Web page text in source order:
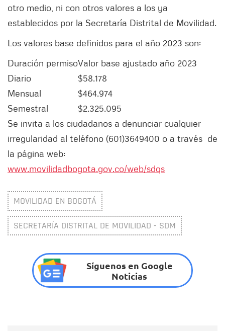
otro medio, ni con otros valores a los ya
establecidos por la Secretaría Distrital de Movilidad.
Los valores base definidos para el año 2023 son:
Duración permisoValor base ajustado año 2023
Diario
$58.178
Mensual
$464.974
Semestral
$2.325.095
Se invita a los ciudadanos a denunciar cualquier
irregularidad al teléfono (601)3649400 o a través de
la página web:
www.movilidadbogota.gov.co/web/sdqs
MOVILIDAD EN BOGOTÁ
SECRETARÍA DISTRITAL DE MOVILIDAD - SDM
Síguenos en Google
Noticias